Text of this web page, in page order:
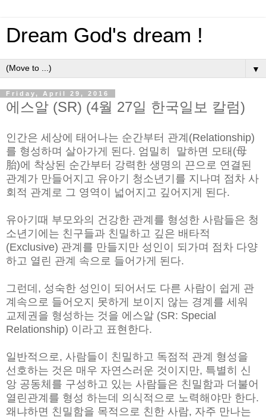
Dream God's dream !
▼
Friday, April 29, 2016
에스알 (SR) (4월 27일 한국일보 칼럼)
인간은 세상에 태어나는 순간부터 관계(Relationship)
를 형성하며 살아가게 된다. 엄밀히 말하면 모태(母
胎)에 착상된 순간부터 강력한 생명의 끈으로 연결된
관계가 만들어지고 유아기 청소년기를 지나며 점차 사
회적 관계로 그 영역이 넓어지고 깊어지게 된다.
유아기때 부모와의 건강한 관계를 형성한 사람들은 청
소년기에는 친구들과 친밀하고 깊은 배타적
(Exclusive) 관계를 만들지만 성인이 되가며 점차 다양
하고 열린 관계 속으로 들어가게 된다.
그런데, 성숙한 성인이 되어서도 다른 사람이 쉽게 관
계속으로 들어오지 못하게 보이지 않는 경계를 세워
교제권을 형성하는 것을 에스알 (SR: Special
Relationship) 이라고 표현한다.
일반적으로, 사람들이 친밀하고 독점적 관계 형성을
선호하는 것은 매우 자연스러운 것이지만, 특별히 신
앙 공동체를 구성하고 있는 사람들은 친밀함과 더불어
열린관계를 형성 하는데 의식적으로 노력해야만 한다.
왜냐하면 친밀함을 목적으로 친한 사람, 자주 만나는